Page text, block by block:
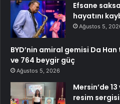
Efsane
hayatını
Ağustos 5,
BYD’nin amiral gemisi Da Han
ve 764 beygir güç
Ağustos 5, 2026
Mersin’de
resim